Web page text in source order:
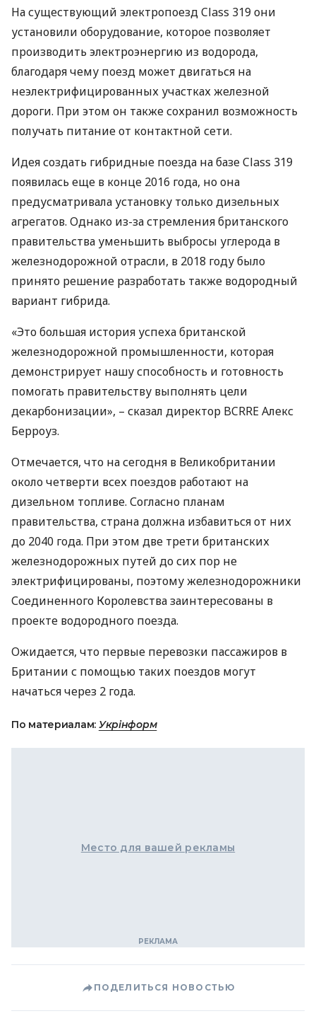
На существующий электропоезд Class 319 они
установили оборудование, которое позволяет
производить электроэнергию из водорода,
благодаря чему поезд может двигаться на
неэлектрифицированных участках железной
дороги. При этом он также сохранил возможность
получать питание от контактной сети.
Идея создать гибридные поезда на базе Class 319
появилась еще в конце 2016 года, но она
предусматривала установку только дизельных
агрегатов. Однако из-за стремления британского
правительства уменьшить выбросы углерода в
железнодорожной отрасли, в 2018 году было
принято решение разработать также водородный
вариант гибрида.
«Это большая история успеха британской
железнодорожной промышленности, которая
демонстрирует нашу способность и готовность
помогать правительству выполнять цели
декарбонизации», – сказал директор BCRRE Алекс
Берроуз.
Отмечается, что на сегодня в Великобритании
около четверти всех поездов работают на
дизельном топливе. Согласно планам
правительства, страна должна избавиться от них
до 2040 года. При этом две трети британских
железнодорожных путей до сих пор не
электрифицированы, поэтому железнодорожники
Соединенного Королевства заинтересованы в
проекте водородного поезда.
Ожидается, что первые перевозки пассажиров в
Британии с помощью таких поездов могут
начаться через 2 года.
По материалам: Укрінформ
Место для вашей рекламы
ПОДЕЛИТЬСЯ НОВОСТЬЮ